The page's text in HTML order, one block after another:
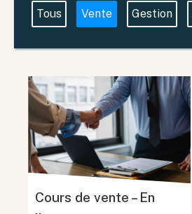
Tous Vente Gestion
Cours de vente – En